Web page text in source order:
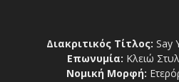
Διακριτικός Τίτλος: Say
Επωνυμία: Κλειώ
Νομική Μορφή: